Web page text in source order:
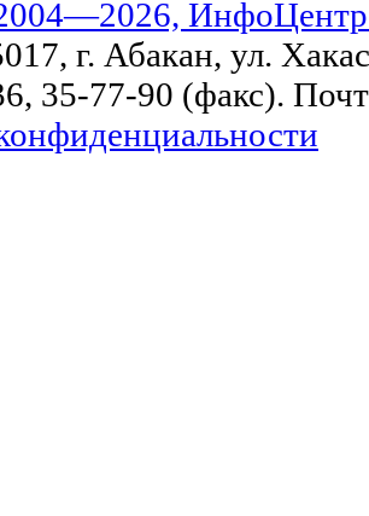
г. Абакан, ул.
35-77-90 (факс).